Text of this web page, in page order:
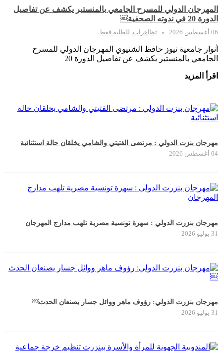
المهرجان الدولي للمسرح الجامعي بالمنستير يكشف عن تفاصيل
الدورة 20 في ندوته الصحفية￼
06 أغسطس 2026 تظاهرات للطلبة فقط
أنوار جامعية نيوز حافظ الشتيوي المهرجان الدولي للمسرح
الجامعي بالمنستير يكشف عن تفاصيل الدورة 20
اقرأ المزيد
مهرجان بنزت الدولي : مرتضى الفتيتي والشامي يخلقان حالة استثنائية
04 أغسطس 2026
مهرجان بنزرت الدولي : سهرة تونسية مصرية تلهب مدارج المهرجان
31 يوليو 2026
مهرجان بنزرت الدولي: رؤوف ماهر ووائل جسار يصنعان الحدث￼
31 يوليو 2026